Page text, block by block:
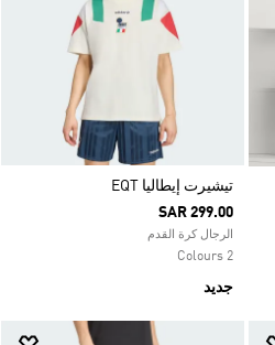
تيشيرت إيطاليا EQT
SAR 299.00
الرجال كرة القدم
2 Colours
جديد